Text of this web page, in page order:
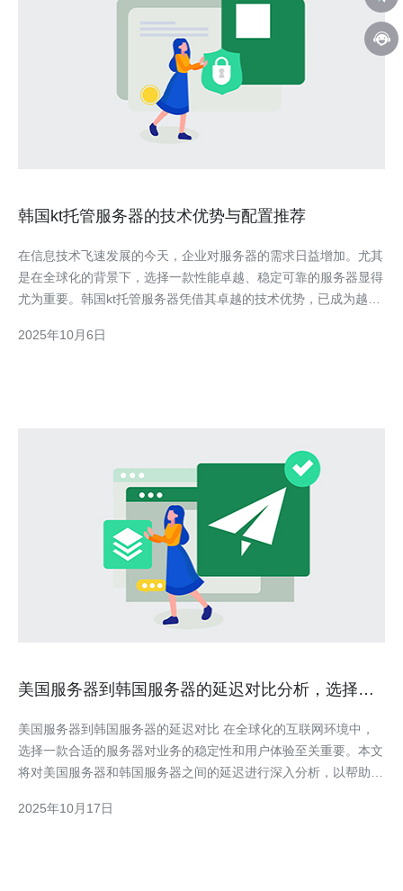
韩国kt托管服务器的技术优势与配置推荐
在信息技术飞速发展的今天，企业对服务器的需求日益增加。尤其
是在全球化的背景下，选择一款性能卓越、稳定可靠的服务器显得
尤为重要。韩国kt托管服务器凭借其卓越的技术优势，已成为越来
并为您推荐一些合适的配置。 首先，韩国kt托管服务器的技术优势
2025年10月6日
美国服务器到韩国服务器的延迟对比分析，选择最
美国服务器到韩国服务器的延迟对比 在全球化的互联网环境中，
选择一款合适的服务器对业务的稳定性和用户体验至关重要。本文
将对美国服务器和韩国服务器之间的延迟进行深入分析，以帮助您
分析 实时监测与数据对比 最佳选择建议 随着互联网技术的不断发
2025年10月17日